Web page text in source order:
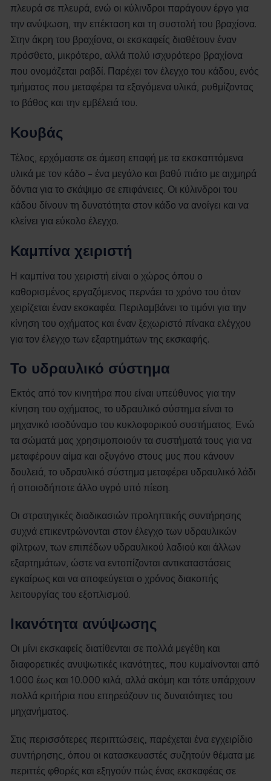
πλευρά σε πλευρά, ενώ οι κύλινδροι παράγουν έργο για
την ανύψωση, την επέκταση και τη συστολή του βραχίονα.
Στην άκρη του βραχίονα, οι εκσκαφείς διαθέτουν έναν
πρόσθετο, μικρότερο, αλλά πολύ ισχυρότερο βραχίονα
που ονομάζεται ραβδί. Παρέχει τον έλεγχο του κάδου, ενός
τμήματος που μεταφέρει τα εξαγόμενα υλικά, ρυθμίζοντας
το βάθος και την εμβέλειά του.
Κουβάς
Τέλος, ερχόμαστε σε άμεση επαφή με τα εκσκαπτόμενα
υλικά με τον κάδο – ένα μεγάλο και βαθύ πιάτο με αιχμηρά
δόντια για το σκάψιμο σε επιφάνειες. Οι κύλινδροι του
κάδου δίνουν τη δυνατότητα στον κάδο να ανοίγει και να
κλείνει για εύκολο έλεγχο.
Καμπίνα χειριστή
Η καμπίνα του χειριστή είναι ο χώρος όπου ο
καθορισμένος εργαζόμενος περνάει το χρόνο του όταν
χειρίζεται έναν εκσκαφέα. Περιλαμβάνει το τιμόνι για την
κίνηση του οχήματος και έναν ξεχωριστό πίνακα ελέγχου
για τον έλεγχο των εξαρτημάτων της εκσκαφής.
Το υδραυλικό σύστημα
Εκτός από τον κινητήρα που είναι υπεύθυνος για την
κίνηση του οχήματος, το υδραυλικό σύστημα είναι το
μηχανικό ισοδύναμο του κυκλοφορικού συστήματος. Ενώ
τα σώματά μας χρησιμοποιούν τα συστήματά τους για να
μεταφέρουν αίμα και οξυγόνο στους μυς που κάνουν
δουλειά, το υδραυλικό σύστημα μεταφέρει υδραυλικό λάδι
ή οποιοδήποτε άλλο υγρό υπό πίεση.
Οι στρατηγικές διαδικασιών προληπτικής συντήρησης
συχνά επικεντρώνονται στον έλεγχο των υδραυλικών
φίλτρων, των επιπέδων υδραυλικού λαδιού και άλλων
εξαρτημάτων, ώστε να εντοπίζονται αντικαταστάσεις
εγκαίρως και να αποφεύγεται ο χρόνος διακοπής
λειτουργίας του εξοπλισμού.
Ικανότητα ανύψωσης
Οι μίνι εκσκαφείς διατίθενται σε πολλά μεγέθη και
διαφορετικές ανυψωτικές ικανότητες, που κυμαίνονται από
1.000 έως και 10.000 κιλά, αλλά ακόμη και τότε υπάρχουν
πολλά κριτήρια που επηρεάζουν τις δυνατότητες του
μηχανήματος.
Στις περισσότερες περιπτώσεις, παρέχεται ένα εγχειρίδιο
συντήρησης, όπου οι κατασκευαστές συζητούν θέματα με
περιττές φθορές και εξηγούν πώς ένας εκσκαφέας σε